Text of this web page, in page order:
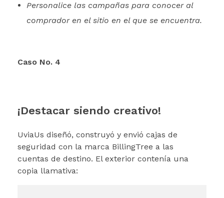
Personalice las campañas para conocer al
comprador en el sitio en el que se encuentra.
Caso No. 4
¡Destacar siendo creativo!
UviaUs diseñó, construyó y envió cajas de
seguridad con la marca BillingTree a las
cuentas de destino. El exterior contenía una
copia llamativa: